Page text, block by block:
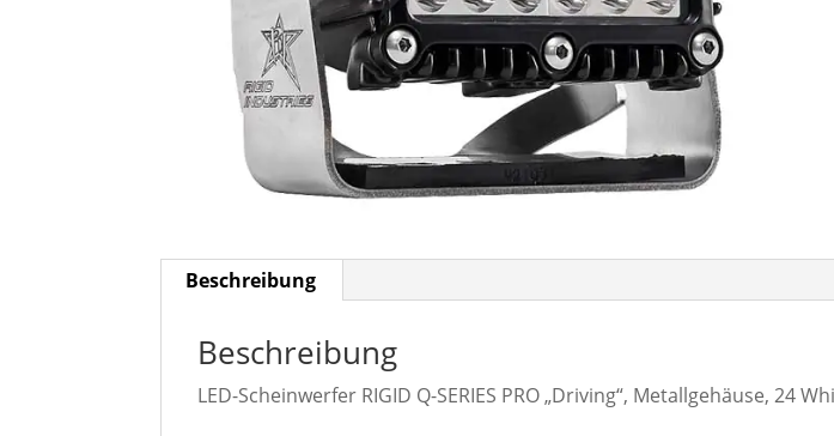
Beschreibung
Beschreibung
LED-Scheinwerfer RIGID Q-SERIES PRO „Driving“, Metallgehäuse, 24